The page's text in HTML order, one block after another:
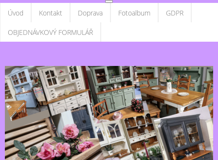
Úvod Kontakt Doprava Fotoalbum GDPR
OBJEDNÁVKOVÝ FORMULÁŘ